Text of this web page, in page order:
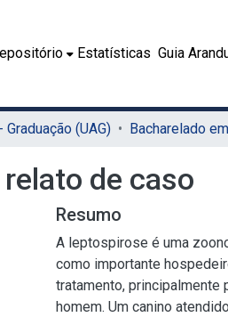
Estatísticas Guia
Graduação (UAG)
de caso
Resumo
A leptospirose é uma
como importante
tratamento,
homem. Um canino